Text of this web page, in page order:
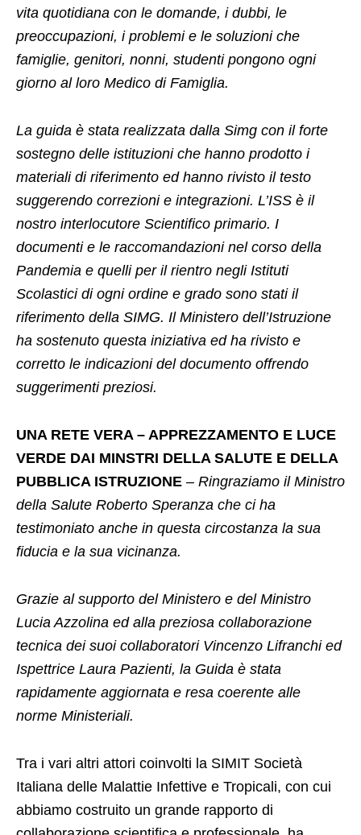
vita quotidiana con le domande, i dubbi, le
preoccupazioni, i problemi e le soluzioni che
famiglie, genitori, nonni, studenti pongono ogni
giorno al loro Medico di Famiglia.
La guida è stata realizzata dalla Simg con il forte
sostegno delle istituzioni che hanno prodotto i
materiali di riferimento ed hanno rivisto il testo
suggerendo correzioni e integrazioni. L’ISS è il
nostro interlocutore Scientifico primario. I
documenti e le raccomandazioni nel corso della
Pandemia e quelli per il rientro negli Istituti
Scolastici di ogni ordine e grado sono stati il
riferimento della SIMG. Il Ministero dell’Istruzione
ha sostenuto questa iniziativa ed ha rivisto e
corretto le indicazioni del documento offrendo
suggerimenti preziosi.
UNA RETE VERA – APPREZZAMENTO E LUCE
VERDE DAI MINSTRI DELLA SALUTE E DELLA
PUBBLICA ISTRUZIONE – Ringraziamo il Ministro
della Salute Roberto Speranza che ci ha
testimoniato anche in questa circostanza la sua
fiducia e la sua vicinanza.
Grazie al supporto del Ministero e del Ministro
Lucia Azzolina ed alla preziosa collaborazione
tecnica dei suoi collaboratori Vincenzo Lifranchi ed
Ispettrice Laura Pazienti, la Guida è stata
rapidamente aggiornata e resa coerente alle
norme Ministeriali.
Tra i vari altri attori coinvolti la SIMIT Società
Italiana delle Malattie Infettive e Tropicali, con cui
abbiamo costruito un grande rapporto di